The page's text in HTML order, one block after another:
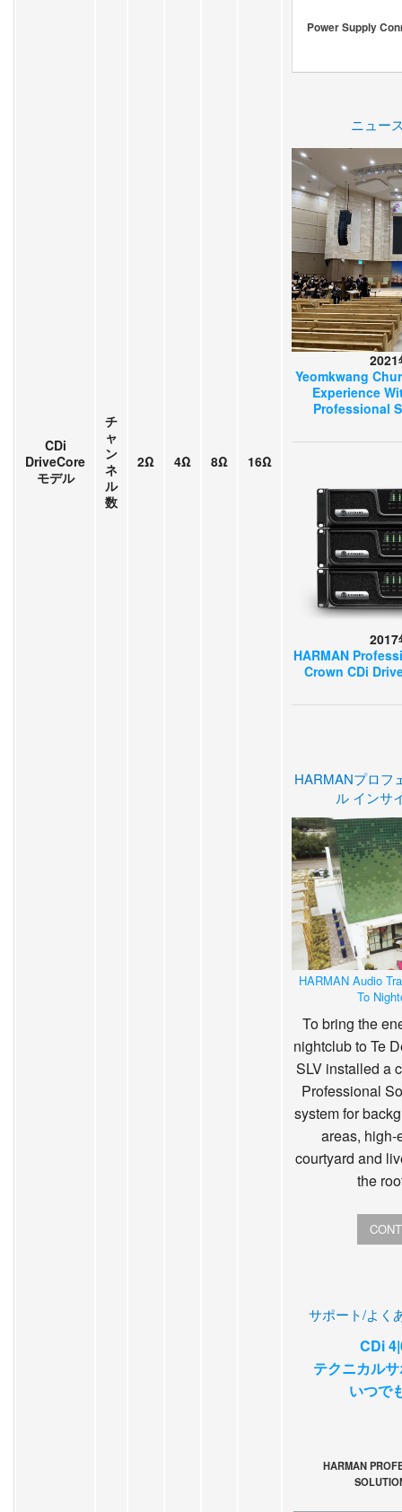
CDi
DriveCore
モデル
チ
ャ
ン
ネ
ル
数
2Ω 4Ω 8Ω 16Ω
Power Supply
ニュー
2021
Yeomkwang
Experience
Professional
2017
HARMAN
Crown CDi
HARMANプロフ
ル インサ
HARMAN Audio
To
To bring the
nightclub to Te
SLV installed a
Professional
system for
areas,
courtyard and
the
サポート/よく
CDi
テクニカル
いつで
HARMAN